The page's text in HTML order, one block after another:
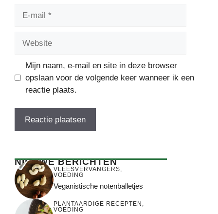
Mijn naam, e-mail en site in deze browser
opslaan voor de volgende keer wanneer ik een
reactie plaats.
NIEUWE BERICHTEN
VLEESVERVANGERS,
VOEDING
Veganistische notenballetjes
PLANTAARDIGE RECEPTEN ,
VOEDING